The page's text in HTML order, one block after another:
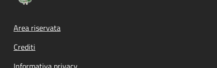
Footer menu
Area riservata
Crediti